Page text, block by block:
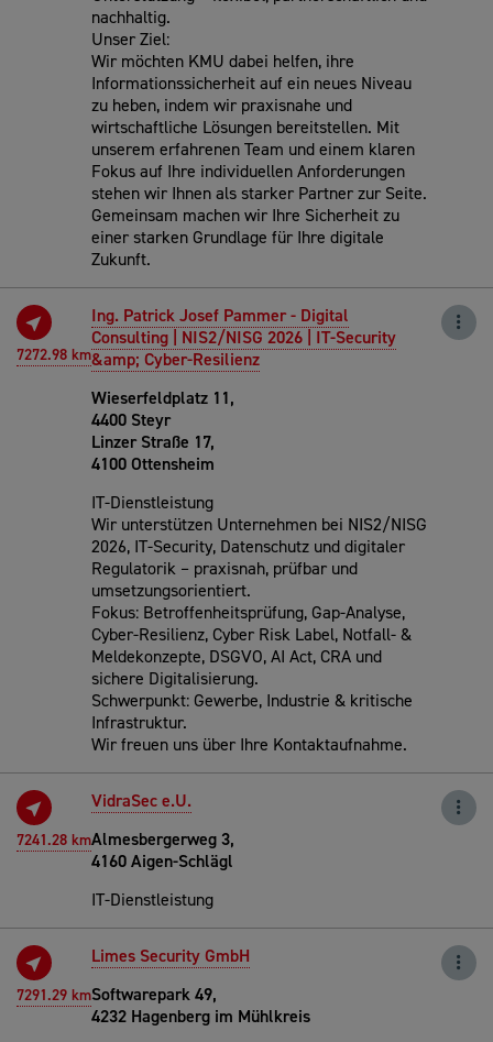
nachhaltig.
Unser Ziel:
Wir möchten KMU dabei helfen, ihre
Informationssicherheit auf ein neues Niveau
zu heben, indem wir praxisnahe und
wirtschaftliche Lösungen bereitstellen. Mit
unserem erfahrenen Team und einem klaren
Fokus auf Ihre individuellen Anforderungen
stehen wir Ihnen als starker Partner zur Seite.
Gemeinsam machen wir Ihre Sicherheit zu
einer starken Grundlage für Ihre digitale
Zukunft.
7272.98 km
Ing. Patrick Josef Pammer - Digital
Consulting | NIS2/NISG 2026 | IT-Security
&amp; Cyber-Resilienz
Wieserfeldplatz 11,
4400 Steyr
Linzer Straße 17,
4100 Ottensheim
IT-Dienstleistung
Wir unterstützen Unternehmen bei NIS2/NISG
2026, IT-Security, Datenschutz und digitaler
Regulatorik – praxisnah, prüfbar und
umsetzungsorientiert.
Fokus: Betroffenheitsprüfung, Gap-Analyse,
Cyber-Resilienz, Cyber Risk Label, Notfall- &
Meldekonzepte, DSGVO, AI Act, CRA und
sichere Digitalisierung.
Schwerpunkt: Gewerbe, Industrie & kritische
Infrastruktur.
Wir freuen uns über Ihre Kontaktaufnahme.
7241.28 km
VidraSec e.U.
Almesbergerweg 3,
4160 Aigen-Schlägl
IT-Dienstleistung
7291.29 km
Limes Security GmbH
Softwarepark 49,
4232 Hagenberg im Mühlkreis